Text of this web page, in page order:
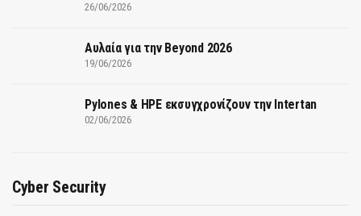
26/06/2026
Αυλαία για την Beyond 2026
19/06/2026
Pylones & HPE εκσυγχρονίζουν την Intertan
02/06/2026
Cyber Security